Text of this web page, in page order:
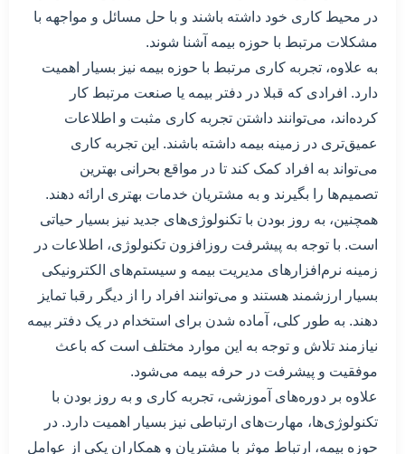
در محیط کاری خود داشته باشند و با حل مسائل و مواجهه با
مشکلات مرتبط با حوزه بیمه آشنا شوند.
به علاوه، تجربه کاری مرتبط با حوزه بیمه نیز بسیار اهمیت
دارد. افرادی که قبلا در دفتر بیمه یا صنعت مرتبط کار
کرده‌اند، می‌توانند داشتن تجربه کاری مثبت و اطلاعات
عمیق‌تری در زمینه بیمه داشته باشند. این تجربه کاری
می‌تواند به افراد کمک کند تا در مواقع بحرانی بهترین
تصمیم‌ها را بگیرند و به مشتریان خدمات بهتری ارائه دهند.
همچنین، به روز بودن با تکنولوژی‌های جدید نیز بسیار حیاتی
است. با توجه به پیشرفت روزافزون تکنولوژی، اطلاعات در
زمینه نرم‌افزارهای مدیریت بیمه و سیستم‌های الکترونیکی
بسیار ارزشمند هستند و می‌توانند افراد را از دیگر رقبا تمایز
دهند. به طور کلی، آماده شدن برای استخدام در یک دفتر بیمه
نیازمند تلاش و توجه به این موارد مختلف است که باعث
موفقیت و پیشرفت در حرفه بیمه می‌شود.
علاوه بر دوره‌های آموزشی، تجربه کاری و به روز بودن با
تکنولوژی‌ها، مهارت‌های ارتباطی نیز بسیار اهمیت دارد. در
حوزه بیمه، ارتباط موثر با مشتریان و همکاران یکی از عوامل